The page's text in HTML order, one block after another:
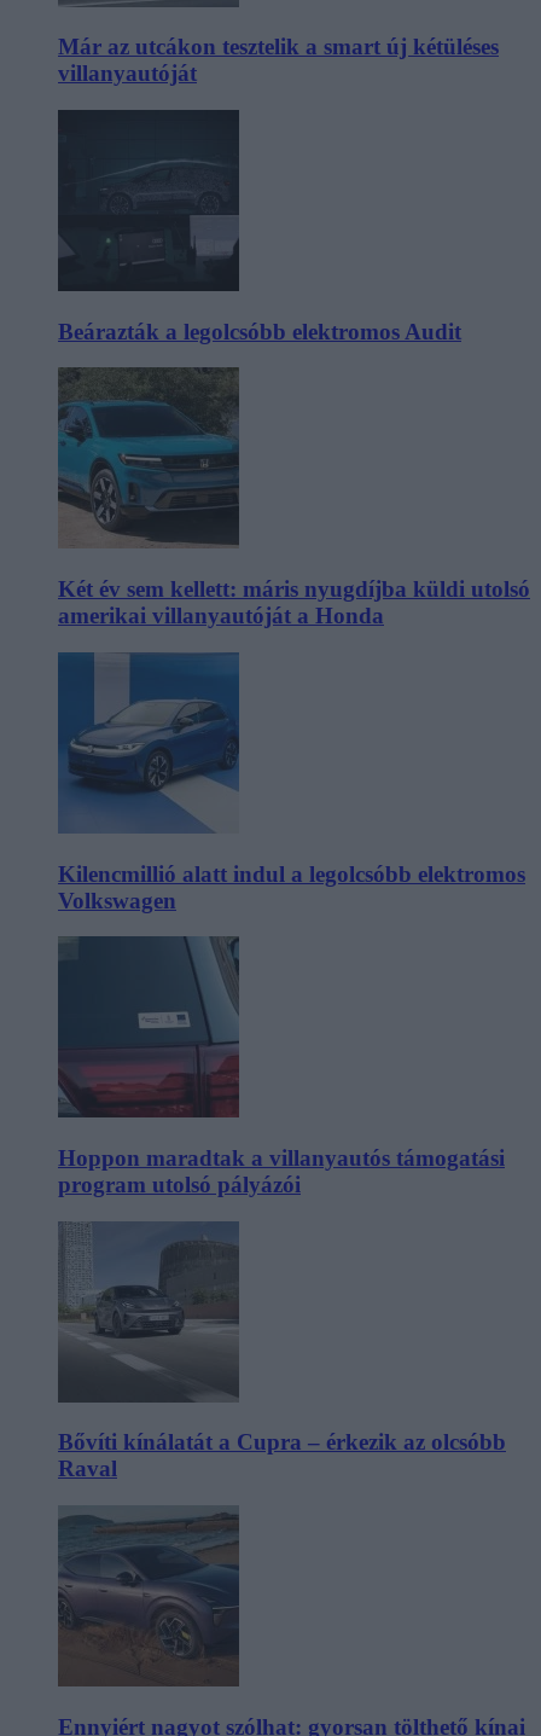
Már az utcákon tesztelik a smart új kétüléses
villanyautóját
Beárazták a legolcsóbb elektromos Audit
Két év sem kellett: máris nyugdíjba küldi utolsó
amerikai villanyautóját a Honda
Kilencmillió alatt indul a legolcsóbb elektromos
Volkswagen
Hoppon maradtak a villanyautós támogatási
program utolsó pályázói
Bővíti kínálatát a Cupra – érkezik az olcsóbb
Raval
Ennyiért nagyot szólhat: gyorsan tölthető kínai